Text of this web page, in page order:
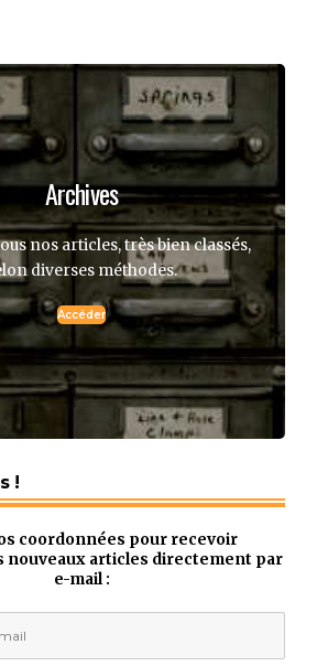
Archives
nos articles, très bien classés,
diverses méthodes.
Accéder
!
coordonnées pour recevoir
nouveaux articles directement par
e-mail :